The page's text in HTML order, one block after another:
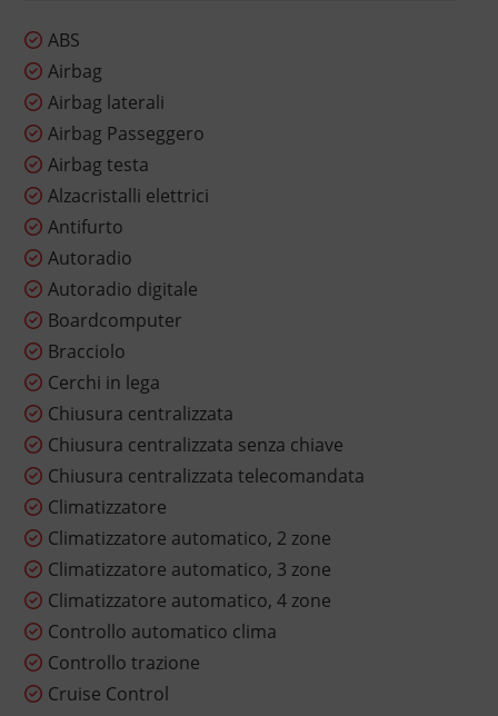
ABS
Airbag
Airbag laterali
Airbag Passeggero
Airbag testa
Alzacristalli elettrici
Antifurto
Autoradio
Autoradio digitale
Boardcomputer
Bracciolo
Cerchi in lega
Chiusura centralizzata
Chiusura centralizzata senza chiave
Chiusura centralizzata telecomandata
Climatizzatore
Climatizzatore automatico, 2 zone
Climatizzatore automatico, 3 zone
Climatizzatore automatico, 4 zone
Controllo automatico clima
Controllo trazione
Cruise Control